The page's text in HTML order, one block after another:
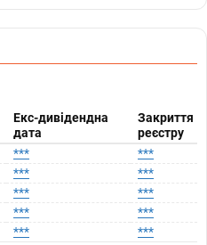
Екс-дивідендна
дата
Закриття
реєстру
***
***
***
***
***
***
***
***
*** ***